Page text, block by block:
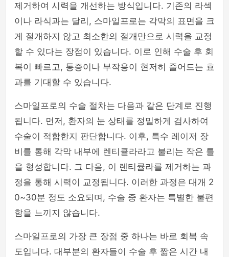
제거하여 시력을 개선하는 방식입니다. 기존의 라섹
이나 라식과는 달리, 스마일프로는 각막의 표면을 크
게 절개하지 않고 최소한의 절개만으로 시력을 교정
할 수 있다는 장점이 있습니다. 이로 인해 수술 후 회
복이 빠르고, 통증이나 부작용이 현저히 줄어드는 효
과를 기대할 수 있습니다.
스마일프로의 수술 절차는 다음과 같은 단계로 진행
됩니다. 먼저, 환자의 눈 상태를 정밀하게 검사하여
수술이 적합한지 판단합니다. 이후, 특수 레이저 장
비를 통해 각막 내부에 렌티큘라라고 불리는 작은 틀
을 형성합니다. 그 다음, 이 렌티큘라를 제거하는 과
정을 통해 시력이 교정됩니다. 이러한 과정은 대개 2
0~30분 정도 소요되며, 수술 중 환자는 특별한 불편
함을 느끼지 않습니다.
스마일프로의 가장 큰 장점 중 하나는 바로 회복 속
도입니다. 대부분의 환자들이 수술 후 짧은 시간 내